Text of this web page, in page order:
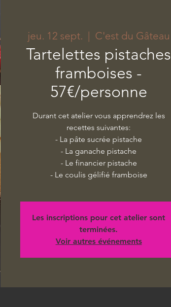
jeu. 12 sept.
  |
C'est du Gâteau
Tartelettes pistaches
framboises -
57€/personne
Durant cet atelier vous apprendrez les
recettes suivantes:
- La pâte sucrée pistache
- La ganache pistache
- Le financier pistache
- Le coulis gélifié framboise
Les inscriptions pour cet atelier sont
terminées.
Voir autres événements